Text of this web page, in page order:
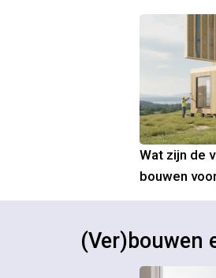
Wat zijn de
bouwen
(Ver)bouwen